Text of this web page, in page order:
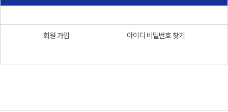
회원 가입 아이디 비밀번호 찾기